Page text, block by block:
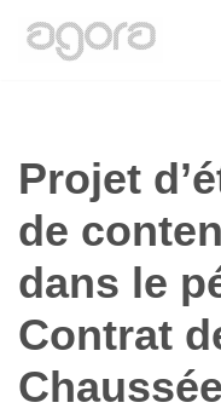
Projet
de
dans le
Contrat